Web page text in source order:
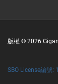
版權 © 2026
SBO License編號: